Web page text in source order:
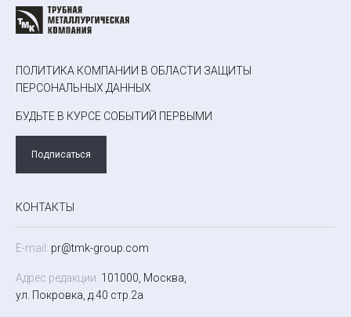
ПОЛИТИКА КОМПАНИИ В ОБЛАСТИ ЗАЩИТЫ
ПЕРСОНАЛЬНЫХ ДАННЫХ
БУДЬТЕ В КУРСЕ СОБЫТИЙ ПЕРВЫМИ
Подписаться
КОНТАКТЫ
E-mail: pr@tmk-group.com
Адрес редакции: 101000, Москва,
ул. Покровка, д.40 стр.2а